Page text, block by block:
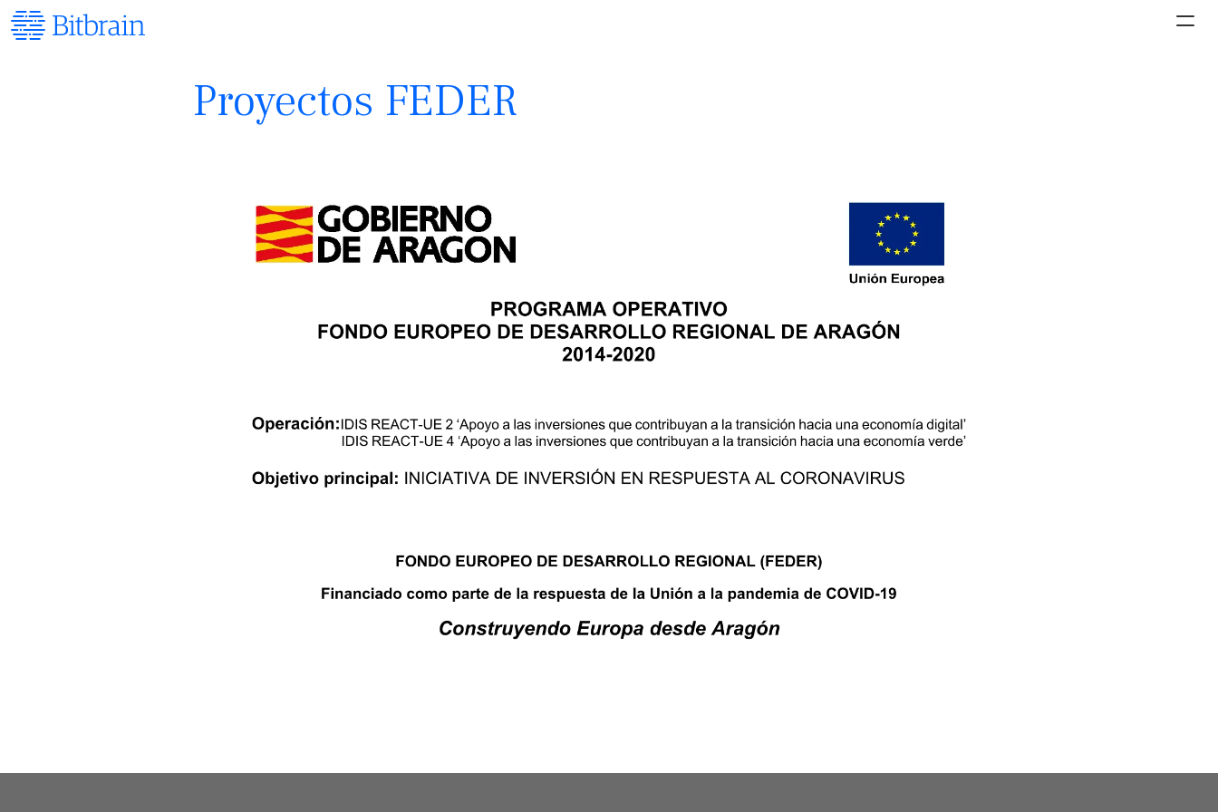
Proyectos FEDER